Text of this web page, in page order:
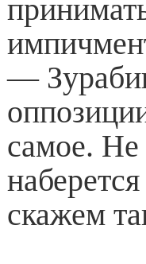
—
самое. Не
скажем